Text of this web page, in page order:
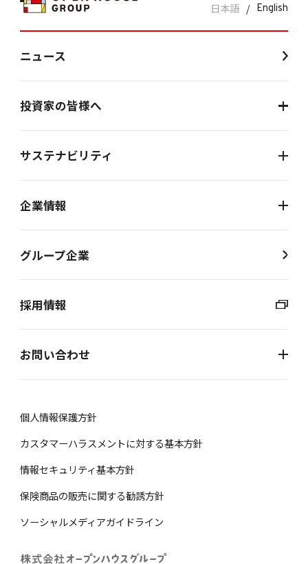
日本語 / English
投資家の皆様へ
サステナビリティ
企業情報
グループ企業
採用情報
ニュース
お問い合わせ
個⼈情報保護⽅針
カスタマーハラスメントに対する基本方針
情報セキュリティ基本方針
保険商品の販売に関する勧誘⽅針
ソーシャルメディアガイドライン